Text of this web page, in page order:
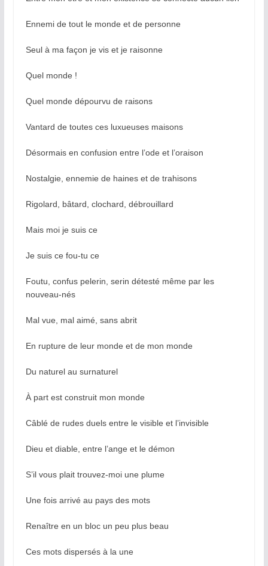
Ennemi de tout le monde et de personne
Seul à ma façon je vis et je raisonne
Quel monde !
Quel monde dépourvu de raisons
Vantard de toutes ces luxueuses maisons
Désormais en confusion entre l’ode et l’oraison
Nostalgie, ennemie de haines et de trahisons
Rigolard, bâtard, clochard, débrouillard
Mais moi je suis ce
Je suis ce fou-tu ce
Foutu, confus pelerin, serin détesté même par les
nouveau-nés
Mal vue, mal aimé, sans abrit
En rupture de leur monde et de mon monde
Du naturel au surnaturel
À part est construit mon monde
Câblé de rudes duels entre le visible et l’invisible
Dieu et diable, entre l’ange et le démon
S’il vous plait trouvez-moi une plume
Une fois arrivé au pays des mots
Renaître en un bloc un peu plus beau
Ces mots dispersés à la une